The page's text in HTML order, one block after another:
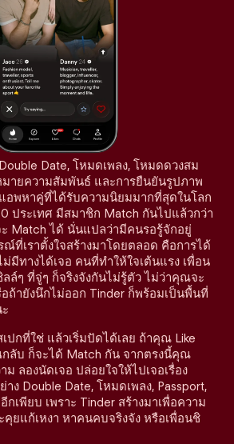
Date, โหมดเพลง, โหมดดวงสม
มายความสัมพันธ์ และการยืนยันรูปภาพ
อพหาคู่ที่ได้รับความนิยมมากที่สุดในโลก
ประเทศ มีสมาชิก Match กันไปแล้วกว่า
Match ได้ นั่นแปลว่ามีคนรอรู้จักอยู่
ณ์ที่เราตั้งใจสร้างมาโดยตลอด คือการได้
มีทางได้เจอ คนที่ทำให้ใจเต้นแรง เพื่อน
ล์ๆ ที่จู่ๆ ก็จริงจังกันไม่รู้ตัว ไม่ว่าคุณจะ
อถ้ายังนึกไม่ออก Tinder ก็พร้อมเป็นพื้นที่
ปกที่ใช่ แล้วเริ่มปัดได้เลย ถ้าคุณ Like
กลับ ก็จะได้ Match กัน จากตรงนี้คุณ
ม ลองนัดเจอ ปล่อยใจให้ไปเจอเรื่อง
ง Double Date, โหมดเพลง, Passport,
กเพียบ เพราะ Tinder สร้างมาเพื่อความ
ยแก้เหงา หาคนคบจริงจัง หรือเพื่อนชิ